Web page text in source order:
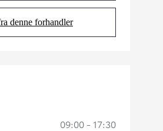
denne forhandler
(Opens in new tab)
09:00 - 17:30